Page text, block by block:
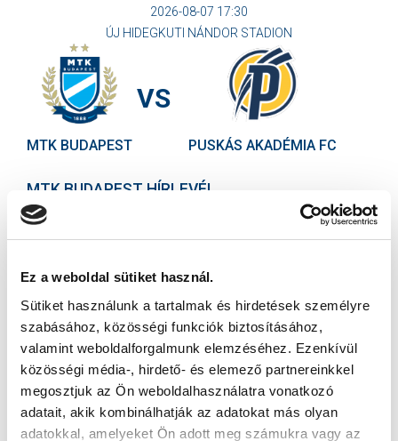
Ez a weboldal sütiket használ.
Sütiket használunk a tartalmak és hirdetések személyre
szabásához, közösségi funkciók biztosításához,
valamint weboldalforgalmunk elemzéséhez. Ezenkívül
közösségi média-, hirdető- és elemező partnereinkkel
megosztjuk az Ön weboldalhasználatra vonatkozó
adatait, akik kombinálhatják az adatokat más olyan
adatokkal, amelyeket Ön adott meg számukra vagy az
2026-08-07 17:30
ÚJ HIDEGKUTI NÁNDOR STADION
MTK BUDAPEST
VS
PUSKÁS AKADÉMIA FC
MTK BUDAPEST HÍRLEVÉL
Ne maradjon le egy eseményről sem! Iratkozzon fel ingyenes
hírlevelünkre:
Elfogadom azAdatvédelmi tájékoztatót!
FELIRATKOZOM